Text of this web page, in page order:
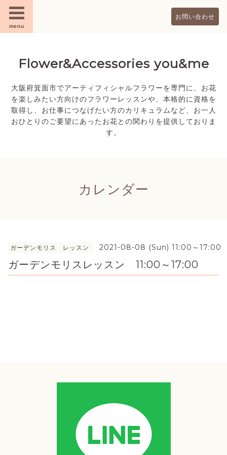
menu
お問い合わせ
Flower&Accessories you&me
大阪府箕面市でアーティフィシャルフラワーを専門に、お花
を楽しみたい方向けのフラワーレッスンや、本格的に資格を
取得し、お仕事につなげたい方のカリキュラムなど、お一人
おひとりのご要望にあったお花との関わりを提供しておりま
す。
カレンダー
ガーデンモリス レッスン 2021-08-08 (Sun) 11:00～17:00
ガーデンモリスレッスン 11:00～17:00